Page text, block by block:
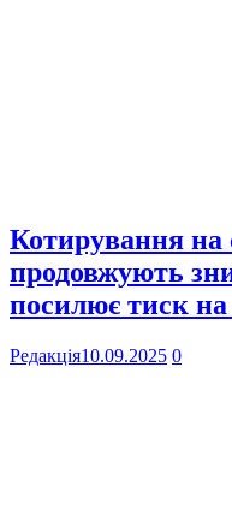
Котирування на
продовжують
посилює тиск
Редакція10.09.2025 0